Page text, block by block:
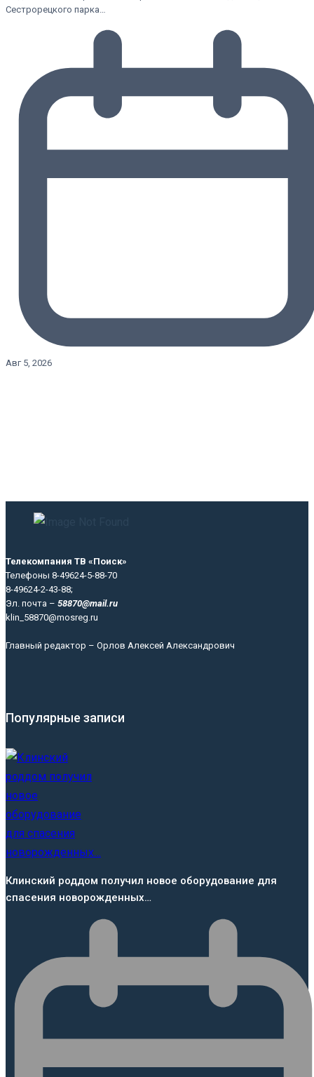
Сестрорецкого парка…
Авг 5, 2026
Телекомпания ТВ «Поиск»
Телефоны 8-49624-5-88-70
8-49624-2-43-88;
Эл. почта – 58870@mail.ru
klin_58870@mosreg.ru
Главный редактор – Орлов Алексей Александрович
Популярные записи
Клинский роддом получил новое оборудование для
спасения новорожденных…